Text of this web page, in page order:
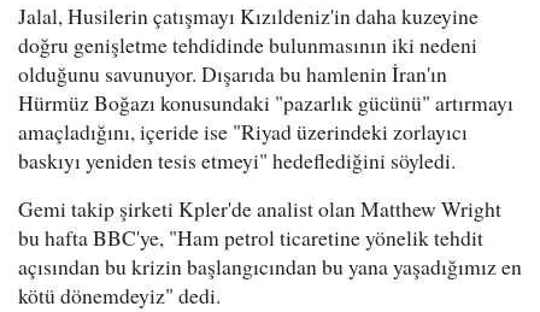
Jalal, Husilerin çatışmayı Kızıldeniz'in daha kuzeyine
doğru genişletme tehdidinde bulunmasının iki nedeni
olduğunu savunuyor. Dışarıda bu hamlenin İran'ın
Hürmüz Boğazı konusundaki "pazarlık gücünü" artırmayı
amaçladığını, içeride ise "Riyad üzerindeki zorlayıcı
baskıyı yeniden tesis etmeyi" hedeflediğini söyledi.
Gemi takip şirketi Kpler'de analist olan Matthew Wright
bu hafta BBC'ye, "Ham petrol ticaretine yönelik tehdit
açısından bu krizin başlangıcından bu yana yaşadığımız en
kötü dönemdeyiz" dedi.